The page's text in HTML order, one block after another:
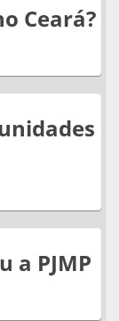
Ceará?
a PJMP